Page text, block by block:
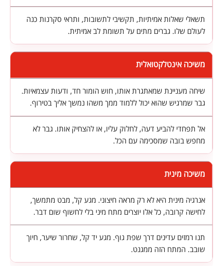
תשאלי שאלות אמיתיות, תקשיבי לתשובות, ותראי סקרנות כנה
לעולם שלו. גברים מתים על תשומת לב אמיתית.
משיכה אינטלקטואלית
שיחה מעניינת שמאתגרת אותו, חוש הומור חד, ודעות עצמאיות.
גבר שמרגיש שהוא יכול ללמוד ממך משהו נמשך אליך בטירוף.
אל תפחדי להביע דעה, לחלוק עליו, או להצחיק אותו. גבר לא
מחפש בובה שמסכימה עם הכל.
משיכה מינית
אנרגיה מינית היא לא רק מראה חיצוני. מגע קל, מבט מתמשך,
לחישה קרובה, כל אלו יוצרים מתח מיני בלי לחשוף שום דבר.
תנו רמזים עדינים דרך שפת גוף. מגע יד קל, שחרור שיער, חיוך
שובב. המתח הזה ממגנט.